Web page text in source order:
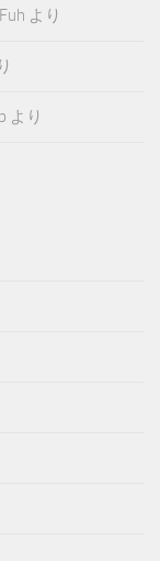
より
より